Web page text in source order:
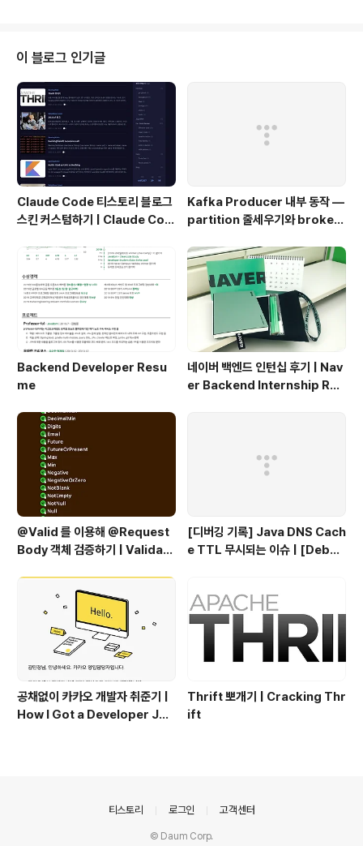
이터베이스 프레임워크 및 라이브러리 프로그래밍 언어 서
비스 개발 Java JPA 스프링 데이터 JPA 온라인 강의ww
w.inflearn.com평소에 Spring Data JPA 를 썼는데, 김
영한님은 JPA 자체를 강의하시더라구요.김영한님 강의 바
탕으로 Spring Data ..
이 블로그 인기글
Claude Code 티스토리 블로그
스킨 커스텀하기 | Claude Cod
og Skin
Kafka Producer 내부 동작 —
partition 줄세우기와 broker
Backend Developer Resu
me
네이버 백엔드 인턴십 후기 | Nav
er Backend Internship Rev
@Valid 를 이용해 @Request
Body 객체 검증하기 | Validati
[디버깅 기록] Java DNS Cach
e TTL 무시되는 이슈 | [Debug
공채없이 카카오 개발자 취준기 |
How I Got a Developer Job
Thrift 뽀개기 | Cracking Thr
ift
티스토리 로그인 고객센터
© Daum Corp.